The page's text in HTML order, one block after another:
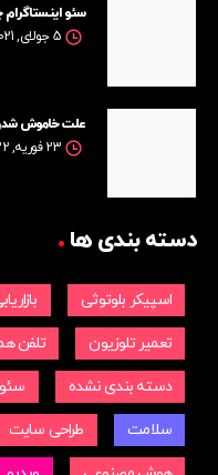
سئو
5 جولای, 2021
علت خاموش
23 فوریه, 2022
دسته بندی ها
اسپیکر بلوتوثی
تعمیر تلوزیون تلفن
دسته بندی نشده سئو
سلامت طراحی سایت